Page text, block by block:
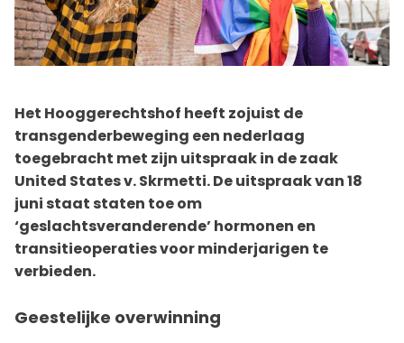
Het Hooggerechtshof heeft zojuist de
transgenderbeweging een nederlaag
toegebracht met zijn uitspraak in de zaak
United States v. Skrmetti. De uitspraak van 18
juni staat staten toe om
‘geslachtsveranderende’ hormonen en
transitieoperaties voor minderjarigen te
verbieden.
Geestelijke overwinning